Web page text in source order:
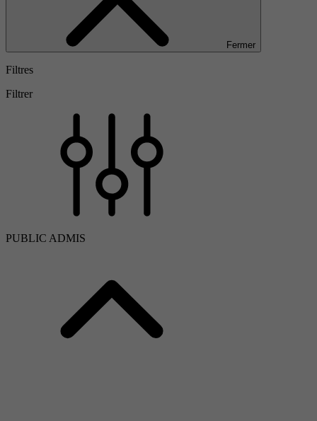
Fermer
Filtres
Filtrer
PUBLIC ADMIS